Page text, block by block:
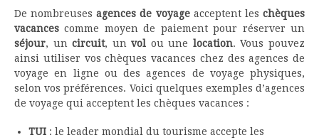
De nombreusesagences de voyageacceptent leschèques
vacances comme moyen de paiement pour réserver un
séjour, uncircuit, unvol ou une location. Vous pouvez
ainsi utiliser vos chèques vacances chez des agences de
voyage en ligne ou des agences de voyage physiques,
selon vos préférences. Voici quelques exemples d’agences
de voyage qui acceptent les chèques vacances :
TUI : le leader mondial du tourisme accepte les